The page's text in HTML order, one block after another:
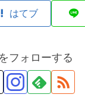
はてブ
フォローする